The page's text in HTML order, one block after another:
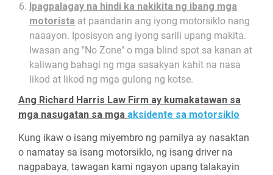
Ipagpalagay na hindi ka nakikita ng ibang mga
motorista at paandarin ang iyong motorsiklo nang
naaayon. Iposisyon ang iyong sarili upang makita.
Iwasan ang "No Zone" o mga blind spot sa kanan at
kaliwang bahagi ng mga sasakyan kahit na nasa
likod at likod ng mga gulong ng kotse.
Ang Richard Harris Law Firm ay kumakatawan sa
mga nasugatan sa mga aksidente sa motorsiklo
Kung ikaw o isang miyembro ng pamilya ay nasaktan
o namatay sa isang motorsiklo, ng isang driver na
nagpabaya, tawagan kami ngayon upang talakayin